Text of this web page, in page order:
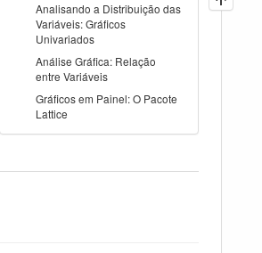
Analisando a Distribuição das
Variáveis: Gráficos
Univariados
Análise Gráfica: Relação
entre Variáveis
Gráficos em Painel: O Pacote
Lattice